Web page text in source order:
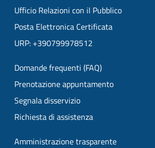
Ufficio Relazioni con il Pubblico
Posta Elettronica Certificata
URP: +390799978512
Domande frequenti (FAQ)
Prenotazione appuntamento
Segnala disservizio
Richiesta di assistenza
Amministrazione trasparente